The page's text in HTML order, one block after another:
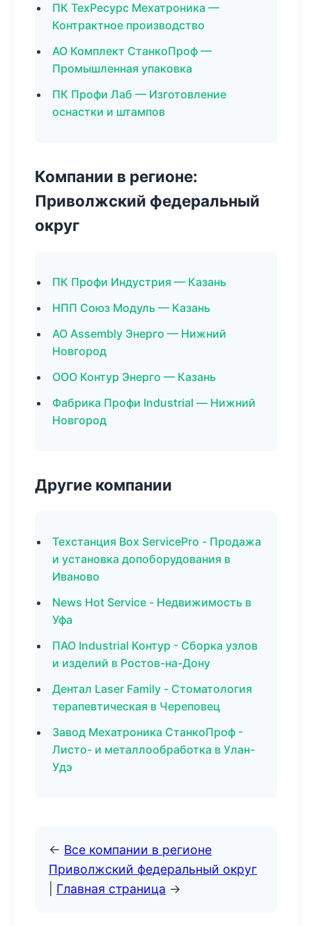
ПК ТехРесурс Мехатроника —
Контрактное производство
АО Комплект СтанкоПроф —
Промышленная упаковка
ПК Профи Лаб — Изготовление
оснастки и штампов
Компании в регионе:
Приволжский федеральный
округ
ПК Профи Индустрия — Казань
НПП Союз Модуль — Казань
АО Assembly Энерго — Нижний
Новгород
ООО Контур Энерго — Казань
Фабрика Профи Industrial — Нижний
Новгород
Другие компании
Техстанция Box ServicePro - Продажа
и установка допоборудования в
Иваново
News Hot Service - Недвижимость в
Уфа
ПАО Industrial Контур - Сборка узлов
и изделий в Ростов-на-Дону
Дентал Laser Family - Стоматология
терапевтическая в Череповец
Завод Мехатроника СтанкоПроф -
Листо- и металлообработка в Улан-
Удэ
← Все компании в регионе
Приволжский федеральный округ
Главная страница →